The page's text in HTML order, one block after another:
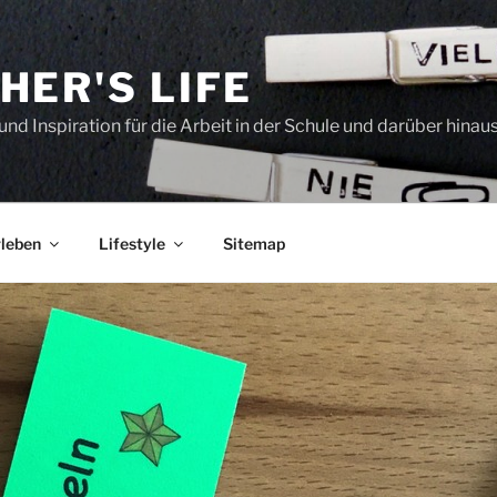
LIFE
Inspiration für die Arbeit in der Schule und darüber
Lifestyle Sitemap